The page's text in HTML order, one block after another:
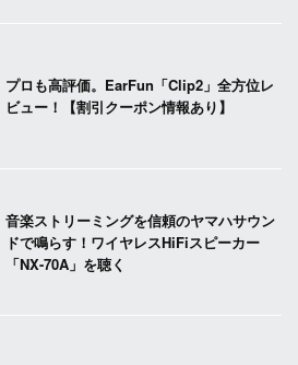
プロも高評価。EarFun「Clip2」全方位レ
ビュー！【割引クーポン情報あり】
音楽ストリーミングを信頼のヤマハサウン
ドで鳴らす！ワイヤレスHiFiスピーカー
「NX-70A」を聴く